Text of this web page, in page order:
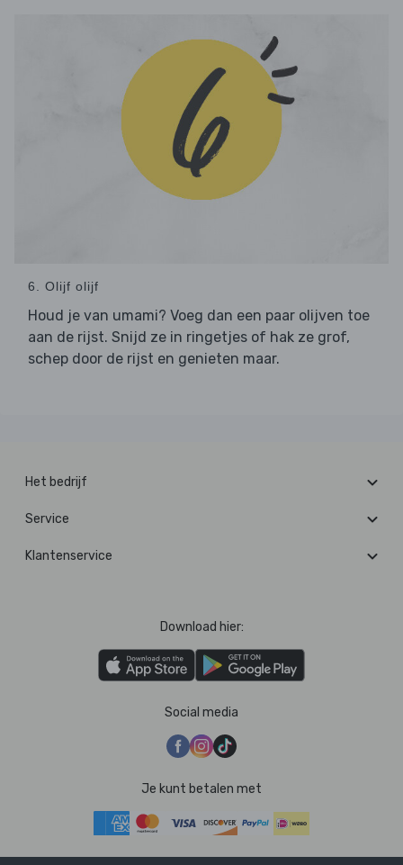
6. Olijf olijf
Houd je van umami? Voeg dan een paar olijven toe
aan de rijst. Snijd ze in ringetjes of hak ze grof,
schep door de rijst en genieten maar.
Het bedrijf
Service
Klantenservice
Download hier:
Social media
Je kunt betalen met